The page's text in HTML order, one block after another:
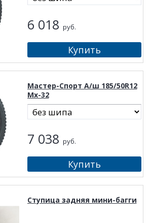
6 018 руб.
Мастер-Спорт А/ш 185/50R12
Mx-32
7 038 руб.
Ступица задняя мини-багги